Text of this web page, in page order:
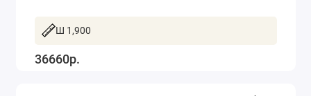
Ш 1,900
36660р.